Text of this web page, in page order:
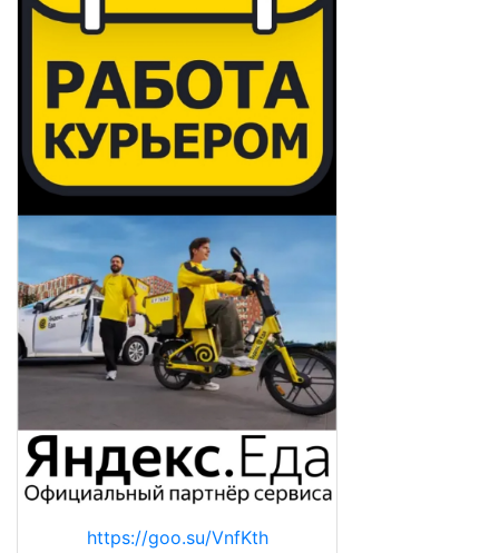
https://goo.su/VnfKth